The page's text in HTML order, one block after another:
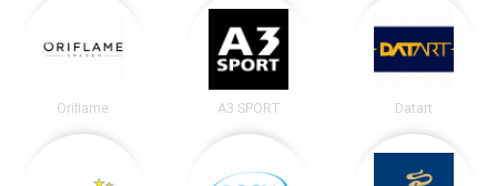
Oriflame A3 SPORT Datart